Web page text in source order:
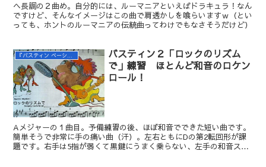
ヘ長調の２曲め。自分的には、ルーマニアといえばドラキュラ！なん
ですけど、そんなイメージはこの曲で肩透かしを喰らいますｗ（とい
っても、ホントのルーマニアの伝統曲ってわけでもなさそうだけど）
バスティン２「ロックのリズム
で」練習 ほとんど和音のロケン
ロール！
Aメジャーの１曲目。予備練習の後、ほぼ和音でできた短い曲です。
簡単そうで非常に手の痛い曲（汗）。左右ともにDの第2転回形が課
題です。右手は5指が弱くて黒鍵にうまく乗らない、左手の和音スタ